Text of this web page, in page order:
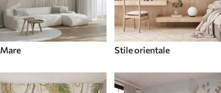
Mare Stile orientale